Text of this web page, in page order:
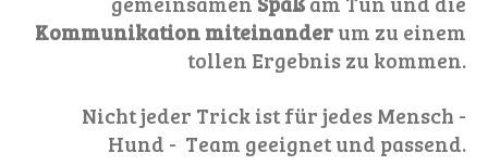
Kommunikation miteinander um zu einem
tollen Ergebnis zu kommen.
Nicht jeder Trick ist für jedes Mensch -
Hund - Team geeignet und passend.